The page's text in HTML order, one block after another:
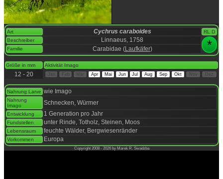
Art Cychrus caraboides
RL D
Beschreiber
Linnaeus, 1758 *
Familie Carabidae (Laufkäfer)
Größe in mm Aktivität Imago
12 - 20 Apr Mai Jun Jul Aug Sep Okt Dez
Nahrung Larve wie Imago
Nahrung
Imago
Schnecken, Würmer
Entwicklung 1 Generation pro Jahr
Fundstellen unter Rinde, Totholz, Steinen, Moos
Lebensraum feuchte Wälder, Bergwiesenränder
Vorkommen Europa
Copyright 2008 - 2026 by Marek R. Swadzba